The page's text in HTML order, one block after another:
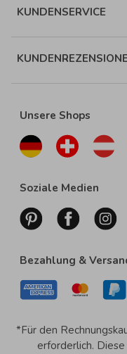
KUNDENSERVICE
Unsere Shops
Soziale Medien
Bezahlung &
*Für den
erforderlich.